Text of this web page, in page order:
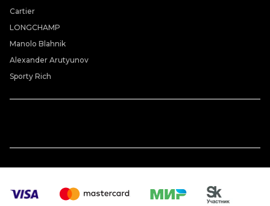
Cartier
LONGCHAMP
Manolo Blahnik
Alexander Arutyunov
Sporty Rich